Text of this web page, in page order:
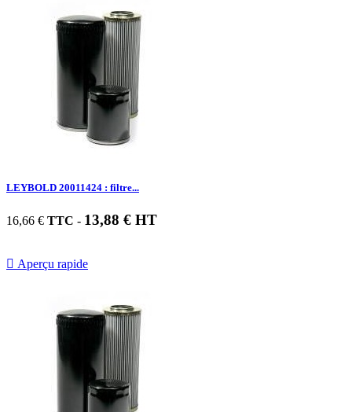
LEYBOLD 20011424 : filtre...
16,66 € TTC - 13,88 € HT
 Aperçu rapide